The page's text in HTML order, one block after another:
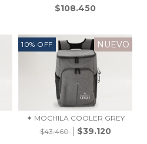
$108.450
10% OFF NUEVO
✦ MOCHILA COOLER GREY
$43.460
$39.120